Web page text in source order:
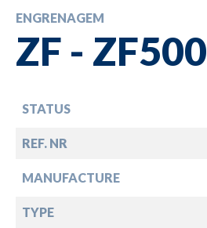
ENGRENAGEM
ZF - ZF500
STATUS
REF. NR
MANUFACTURE
TYPE